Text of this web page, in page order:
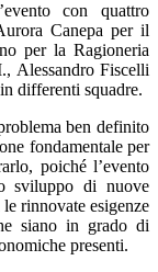
con quattro
Canepa per il
per la Ragioneria
Alessandro Fiscelli
differenti squadre.
ben definito
fondamentale per
poiché l’evento
sviluppo di nuove
rinnovate esigenze
siano in grado di
presenti.